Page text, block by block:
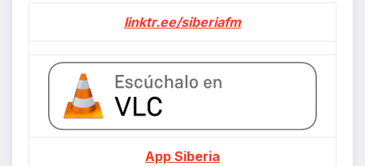
linktr.ee/siberiafm
App Siberia